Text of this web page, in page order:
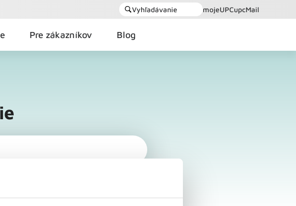
Vyhľadávanie mojeUPCupcMail
Pre zákazníkov Blog